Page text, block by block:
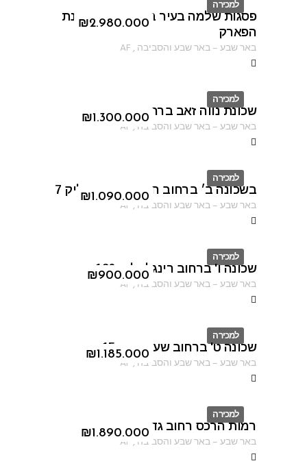
למכירה
ID
₪2.980.000
פסגות שלמה בעיר באר שבע בשכונת
הפארק
באר שבע–באר שבע והסביבה ,
AF
למכירה
ID
₪1.300.000
שכונת נווה זאב ברחוב פיארברג
באר שבע–באר שבע והסביבה ,
AF
למכירה
ID
₪1.090.000
בשכונה ב׳ ברחוב חיים נחמן ביאליק 7
באר שבע–באר שבע והסביבה ,
AF
למכירה
ID
₪900.000
שכונה ו' ברחוב רינגלבלום 126
באר שבע–באר שבע והסביבה ,
AF
למכירה
ID
₪1.185.000
שכונה ט' ברחוב שער הגיא 15
באר שבע–באר שבע והסביבה ,
AF
למכירה
ID
₪1.890.000
רמות הרכס רחוב גדעון האוזנר
באר שבע–באר שבע והסביבה ,
AF